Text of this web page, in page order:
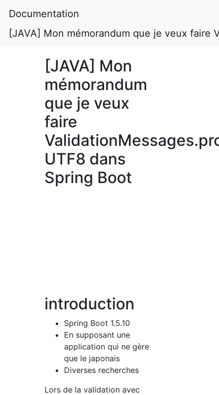
Documentation
[JAVA] Mon mémorandum que je veux faire
[JAVA] Mon
mémorandum
que je veux
faire
UTF8 dans
Spring Boot
introduction
Spring Boot 1.5.10
En supposant une
application qui ne gère
que le japonais
Diverses recherches
Lors de la validation avec